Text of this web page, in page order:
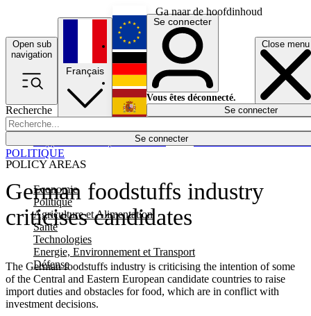
Ga naar de hoofdinhoud
Open sub
navigation
Close menu
Recherche
Se connecter
POLICY AREAS
Economie
Politique
Agriculture et Alimentation
Santé
Technologies
Energie, Environnement et Transport
Défense
Économie
Français
English
Deutsch
Español
Se connecter
Vous êtes déconnecté.
Se connecter
German foodstuffs industry
criticises candidates
The German foodstuffs industry is criticising the intention of some
of the Central and Eastern European candidate countries to raise
import duties and obstacles for food, which are in conflict with
investment decisions.
POLITIQUE